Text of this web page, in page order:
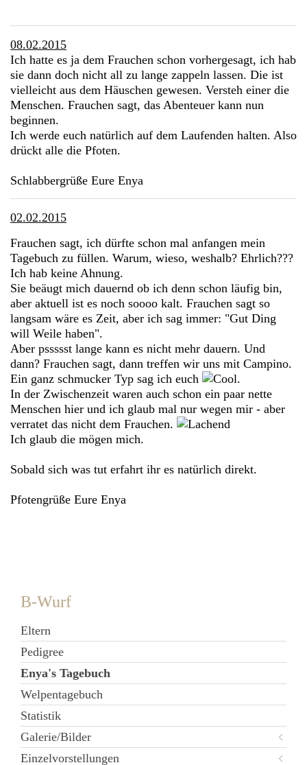
08.02.2015
Ich hatte es ja dem Frauchen schon vorhergesagt, ich hab
sie dann doch nicht all zu lange zappeln lassen. Die ist
vielleicht aus dem Häuschen gewesen. Versteh einer die
Menschen. Frauchen sagt, das Abenteuer kann nun
beginnen.
Ich werde euch natürlich auf dem Laufenden halten. Also
drückt alle die Pfoten.
Schlabbergrüße Eure Enya
02.02.2015
Frauchen sagt, ich dürfte schon mal anfangen mein
Tagebuch zu füllen. Warum, wieso, weshalb? Ehrlich???
Ich hab keine Ahnung.
Sie beäugt mich dauernd ob ich denn schon läufig bin,
aber aktuell ist es noch soooo kalt. Frauchen sagt so
langsam wäre es Zeit, aber ich sag immer: "Gut Ding
will Weile haben".
Aber pssssst lange kann es nicht mehr dauern. Und
dann? Frauchen sagt, dann treffen wir uns mit Campino.
Ein ganz schmucker Typ sag ich euch
.
In der Zwischenzeit waren auch schon ein paar nette
Menschen hier und ich glaub mal nur wegen mir - aber
verratet das nicht dem Frauchen.
Ich glaub die mögen mich.
Sobald sich was tut erfahrt ihr es natürlich direkt.
Pfotengrüße Eure Enya
B-Wurf
Eltern
Pedigree
Enya's Tagebuch
Welpentagebuch
Statistik
Galerie/Bilder
Einzelvorstellungen